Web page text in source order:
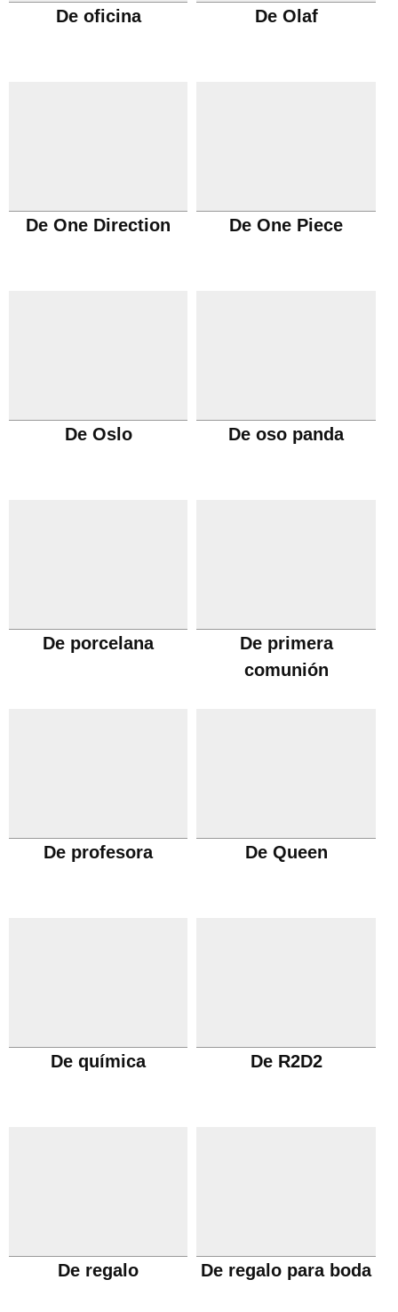
De oficina De Olaf
De One Direction De One Piece
De Oslo De oso panda
De porcelana
De primera
comunión
De profesora De Queen
De química De R2D2
De regalo De regalo para boda